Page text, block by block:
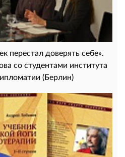
перестал доверять себе».
со студентами института
(Берлин)